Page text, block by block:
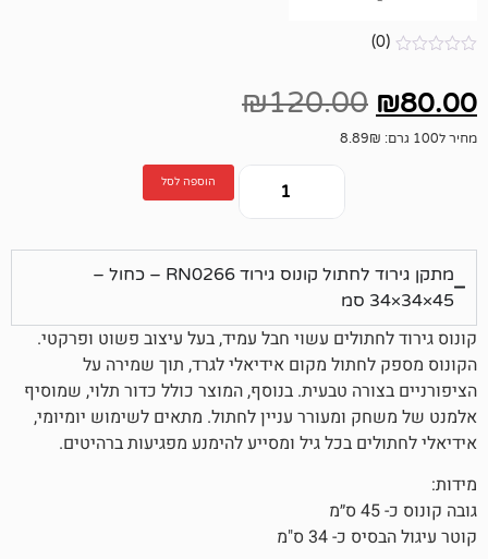
₪120.00
הוספה לסל
מתקן גירוד לחתול קונוס גירוד RN0266 – כחול –
עשוי חבל עמיד, בעל עיצוב פשוט ופרקטי.
מקום אידיאלי לגרד, תוך שמירה על
טבעית. בנוסף, המוצר כולל כדור תלוי, שמוסיף
עניין לחתול. מתאים לשימוש יומיומי,
בכל גיל ומסייע להימנע מפגיעות ברהיטים.
34 ס"מ